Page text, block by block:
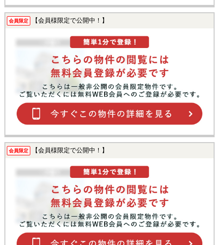
会員限定 【会員様限定で公開中！】
会員限定 【会員様限定で公開中！】